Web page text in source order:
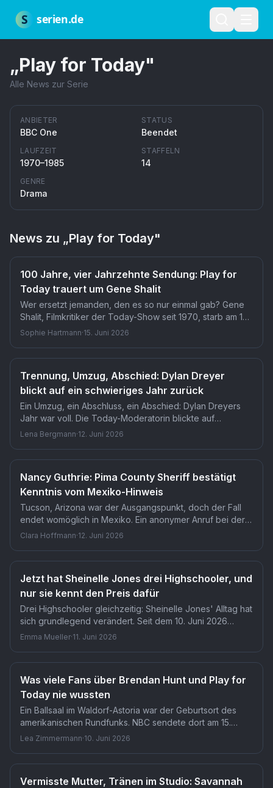
S serien.de
„Play for Today"
Alle News zur Serie
ANBIETER
BBC One
STATUS
Beendet
LAUFZEIT
1970–1985
STAFFELN
14
GENRE
Drama
News zu „Play for Today"
100 Jahre, vier Jahrzehnte Sendung: Play for
Today trauert um Gene Shalit
Wer ersetzt jemanden, den es so nur einmal gab? Gene
Shalit, Filmkritiker der Today-Show seit 1970, starb am 12.
Juni im Alter von 100 Jahren und hinterlässt eine Rolle,
Sophie Hartmann·15. Juni 2026
Trennung, Umzug, Abschied: Dylan Dreyer
blickt auf ein schwieriges Jahr zurück
Ein Umzug, ein Abschluss, ein Abschied: Dylan Dreyers
Jahr war voll. Die Today-Moderatorin blickte auf
Instagram auf Trennung, Kindergartenende und
Lena Bergmann·12. Juni 2026
Nancy Guthrie: Pima County Sheriff bestätigt
Kenntnis vom Mexiko-Hinweis
Tucson, Arizona war der Ausgangspunkt, doch der Fall
endet womöglich in Mexiko. Ein anonymer Anruf bei der
Freiwilligengruppe Buscando Corazones Nogales deutet
Clara Hoffmann·12. Juni 2026
Jetzt hat Sheinelle Jones drei Highschooler, und
nur sie kennt den Preis dafür
Drei Highschooler gleichzeitig: Sheinelle Jones' Alltag hat
sich grundlegend verändert. Seit dem 10. Juni 2026
besuchen alle drei Kinder, Kayin und die Zwillinge Clara
Emma Mueller·11. Juni 2026
Was viele Fans über Brendan Hunt und Play for
Today nie wussten
Ein Ballsaal im Waldorf-Astoria war der Geburtsort des
amerikanischen Rundfunks. NBC sendete dort am 15.
November 1926 sein erstes nationales Programm, vier
Lea Zimmermann·10. Juni 2026
Vermisste Mutter, Tränen im Studio: Savannah
Nutzungsbedingungen